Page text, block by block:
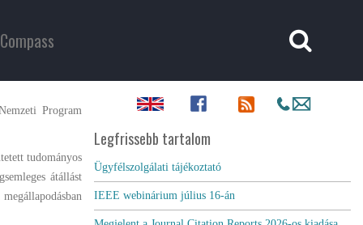
Compass
Program
tudományos
átállást
Legfrissebb tartalom
Ügyfélszolgálati tájékoztató
IEEE webinárium július 16-án